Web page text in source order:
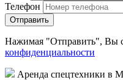
Телефон
Нажимая "Отправить", Вы
конфиденциальности
Аренда спецтехники в